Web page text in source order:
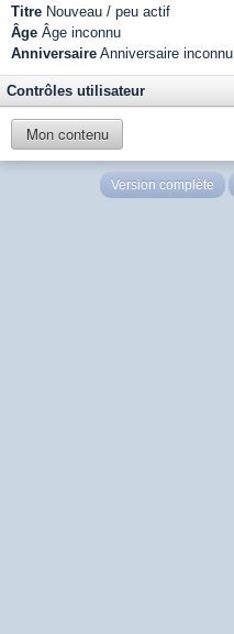
Titre Nouveau / peu actif
Âge Âge inconnu
Anniversaire Anniversaire inconnu
Contrôles utilisateur
Mon contenu
Version complète